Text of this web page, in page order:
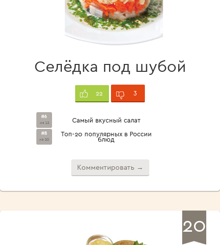
Селёдка под шубой
22 3
#6
из 12 Самый вкусный салат
#8
из 20
Топ-20 популярных в России
блюд
Комментировать →
20